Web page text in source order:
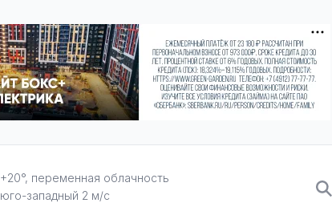
+20°, переменная облачность
юго-западный 2 м/с